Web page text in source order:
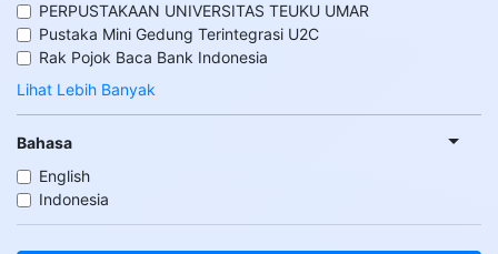
PERPUSTAKAAN UNIVERSITAS TEUKU UMAR
Pustaka Mini Gedung Terintegrasi U2C
Rak Pojok Baca Bank Indonesia
Lihat Lebih Banyak
Bahasa
English
Indonesia